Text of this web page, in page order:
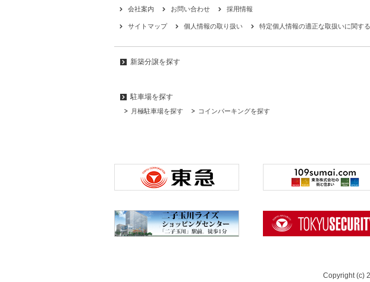
会社案内 お問い合わせ 採用情報
サイトマップ 個人情報の取り扱い 特定個人情報の適正な取扱いに関す
新築分譲を探す
駐車場を探す
月極駐車場を探す コインパーキングを探す
Copyright (c)